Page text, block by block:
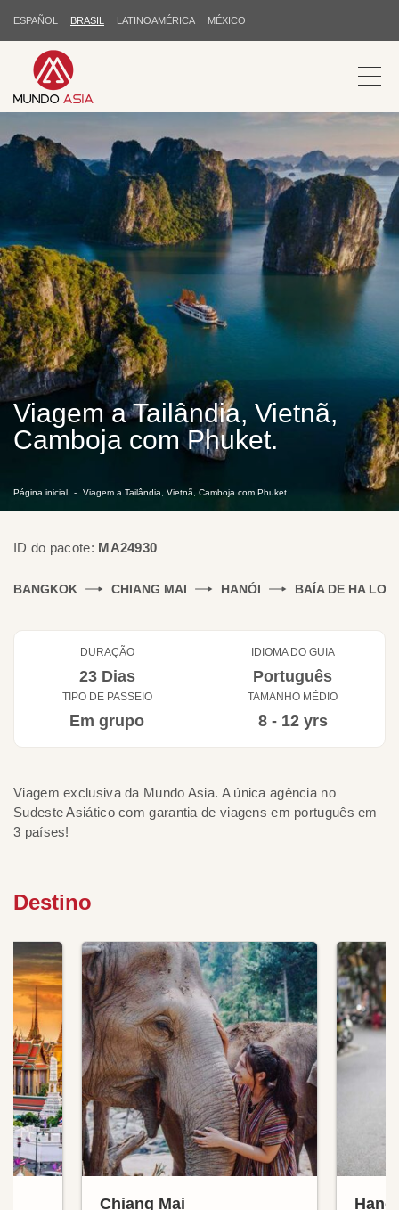
ESPAÑOL BRASIL LATINOAMÉRICA MÉXICO
Viagem a Tailândia, Vietnã,
Camboja com Phuket.
Página inicial Viagem a Tailândia, Vietnã, Camboja com Phuket.
ID do pacote: MA24930
BANGKOK CHIANG MAI HANÓI BAÍA DE HA
DURAÇÃO
23 Dias
IDIOMA DO GUIA
Português
TIPO DE PASSEIO
Em grupo
TAMANHO MÉDIO
8 - 12 yrs
Viagem exclusiva da Mundo Asia. A única agência no
Sudeste Asiático com garantia de viagens em português em
3 países!
Destino
Chiang Mai Hanói